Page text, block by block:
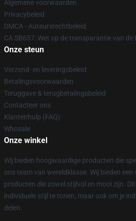
Algemene voorwaarden
Privacybeleid
DMCA - Auteursrechtbeleid
CA SB657: Wet op de transparantie van de
Onze steun
Verzend- en leveringsbeleid
Betalingsvoorwaarden
Teruggave & terugbetalingsbeleid
Contacteer ons
Klantenhulp (FAQ)
Whosale
Onze winkel
Wij bieden hoogwaardige producten die
ons team van wereldklasse. Wij bieden een
producten die zowel stijlvol en mooi zijn.
individuele stijl te tonen, maar ook om je
delen.